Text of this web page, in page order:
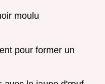
moulu
pour former un